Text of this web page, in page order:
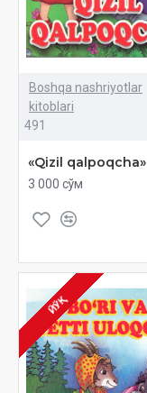
Boshqa nashriyotlar
kitoblari
491
«Qizil qalpoqcha»
3 000 сўм
ЙЎҚ